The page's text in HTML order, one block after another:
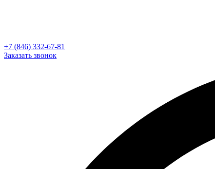
+7 (846) 332-67-81
Заказать звонок